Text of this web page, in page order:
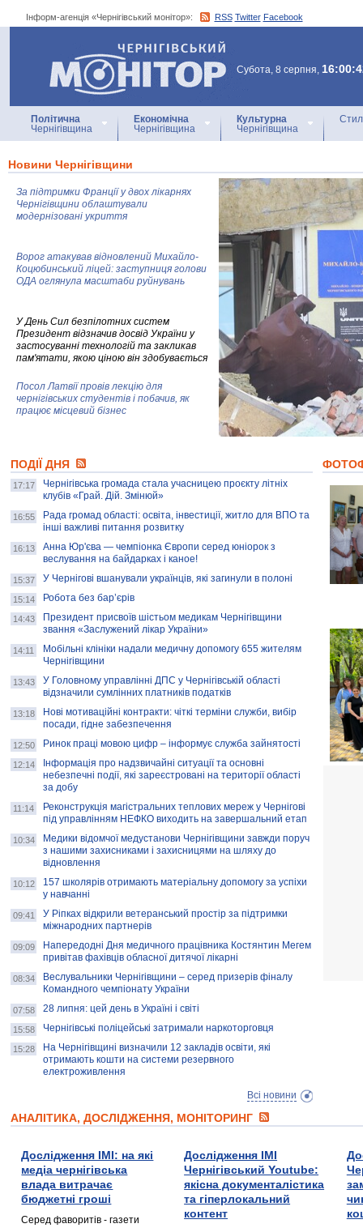
Інформ-агенція «Чернігівський монітор»: RSS Twitter Facebook
Інформ-агенція
«Чернігівський монітор»
Субота, 8 серпня,
Політична
Чернігівщина
Економічна
Чернігівщина
Культурна
Чернігівщина
Новини Чернігівщини
За підтримки Франції у двох лікарнях
Чернігівщини облаштували
модернізовані укриття
Ворог атакував відновлений Михайло-
Коцюбинський ліцей: заступниця голови
ОДА оглянула масштаби руйнувань
У День Сил безпілотних систем
Президент відзначив досвід України у
застосуванні технологій та закликав
пам'ятати, якою ціною він здобувається
Посол Латвії провів лекцію для
чернігівських студентів і побачив, як
працює місцевий бізнес
колекцію про війну, емоції та тварин
AB InBev Efes Україна підтримала
навчальний проєкт "Молодіжна бізнес-
школа", спрямований на розвиток
підприємництва у Чернігівській області
Золота тварина: видання Forbes
написало про чернігівця Патрона: хто і
скільки на ньому заробляє? І куди
витрачають?
ПОДІЇ ДНЯ
17:17
Чернігівська громада стала учасницею проєкту літніх
клубів «Грай. Дій. Змінюй»
16:55
Рада громад області: освіта, інвестиції, житло для ВПО та
інші важливі питання розвитку
16:13
Анна Юр'єва — чемпіонка Європи серед юніорок з
веслування на байдарках і каное!
15:37 У Чернігові вшанували українців, які загинули в полоні
15:14 Робота без бар’єрів
14:43
Президент присвоїв шістьом медикам Чернігівщини
звання «Заслужений лікар України»
14:11
Мобільні клініки надали медичну допомогу 655 жителям
Чернігівщини
13:43
У Головному управлінні ДПС у Чернігівській області
відзначили сумлінних платників податків
13:18
Нові мотиваційні контракти: чіткі терміни служби, вибір
посади, гідне забезпечення
12:50 Ринок праці мовою цифр – інформує служба зайнятості
12:14
Інформація про надзвичайні ситуації та основні
небезпечні події, які зареєстровані на території області
за добу
11:14
Реконструкція магістральних теплових мереж у Чернігові
під управлінням НЕФКО виходить на завершальний етап
10:34
Медики відомчої медустанови Чернігівщини завжди поруч
з нашими захисниками і захисницями на шляху до
відновлення
10:12
157 школярів отримають матеріальну допомогу за успіхи
у навчанні
09:41
У Ріпках відкрили ветеранський простір за підтримки
міжнародних партнерів
09:09
Напередодні Дня медичного працівника Костянтин Мегем
привітав фахівців обласної дитячої лікарні
08:34
Веслувальники Чернігівщини – серед призерів фіналу
Командного чемпіонату України
07:58 28 липня: цей день в Україні і світі
15:58 Чернігівські поліцейські затримали наркоторговця
15:28
На Чернігівщині визначили 12 закладів освіти, які
отримають кошти на системи резервного
електроживлення
Всі новини
АНАЛІТИКА, ДОСЛІДЖЕННЯ, МОНІТОРИНГ
Дослідження ІМІ: на які
медіа чернігівська
влада витрачає
бюджетні гроші
Серед фаворитів - газети
Дослідження ІМІ
Чернігівський Youtube:
якісна документалістика
та гіперлокальний
контент